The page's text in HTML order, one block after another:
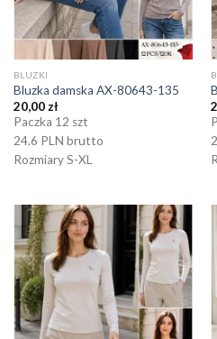
BLUZKI
Bluzka damska AX-80643-135
20,00zł
Paczka 12 szt
24.6 PLN brutto
Rozmiary S-XL